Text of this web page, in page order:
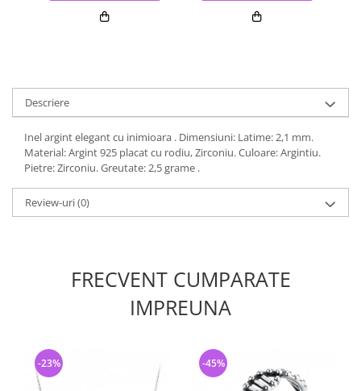
Descriere
Inel argint elegant cu inimioara . Dimensiuni: Latime: 2,1 mm.
Material: Argint 925 placat cu rodiu, Zirconiu. Culoare: Argintiu.
Pietre: Zirconiu. Greutate: 2,5 grame .
Review-uri(0)
FRECVENT CUMPARATE
IMPREUNA
-23% -45%